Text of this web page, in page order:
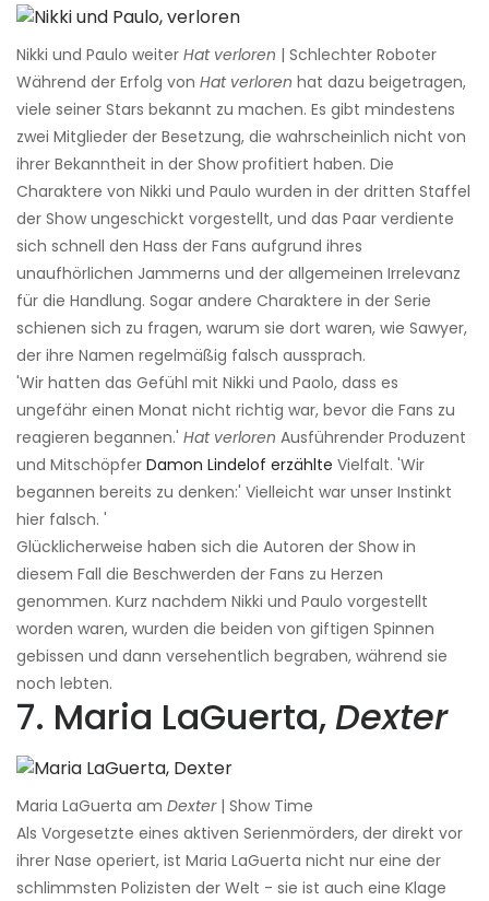
Nikki und Paulo weiter Hat verloren | Schlechter Roboter
Während der Erfolg von Hat verloren hat dazu beigetragen,
viele seiner Stars bekannt zu machen. Es gibt mindestens
zwei Mitglieder der Besetzung, die wahrscheinlich nicht von
ihrer Bekanntheit in der Show profitiert haben. Die
Charaktere von Nikki und Paulo wurden in der dritten Staffel
der Show ungeschickt vorgestellt, und das Paar verdiente
sich schnell den Hass der Fans aufgrund ihres
unaufhörlichen Jammerns und der allgemeinen Irrelevanz
für die Handlung. Sogar andere Charaktere in der Serie
schienen sich zu fragen, warum sie dort waren, wie Sawyer,
der ihre Namen regelmäßig falsch aussprach.
'Wir hatten das Gefühl mit Nikki und Paolo, dass es
ungefähr einen Monat nicht richtig war, bevor die Fans zu
reagieren begannen.' Hat verloren Ausführender Produzent
und Mitschöpfer Damon Lindelof erzählte Vielfalt. 'Wir
begannen bereits zu denken:' Vielleicht war unser Instinkt
hier falsch. '
Glücklicherweise haben sich die Autoren der Show in
diesem Fall die Beschwerden der Fans zu Herzen
genommen. Kurz nachdem Nikki und Paulo vorgestellt
worden waren, wurden die beiden von giftigen Spinnen
gebissen und dann versehentlich begraben, während sie
noch lebten.
7. Maria LaGuerta,Dexter
Maria LaGuerta am Dexter| Show Time
Als Vorgesetzte eines aktiven Serienmörders, der direkt vor
ihrer Nase operiert, ist Maria LaGuerta nicht nur eine der
schlimmsten Polizisten der Welt - sie ist auch eine Klage